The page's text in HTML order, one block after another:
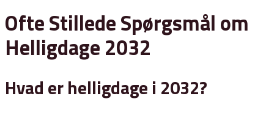
Ofte Stillede Spørgsmål om
Helligdage 2032
Hvad er helligdage i 2032?